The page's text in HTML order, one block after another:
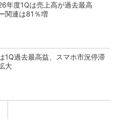
年度1Qは売上高が過去最高
関連は81％増
1Q過去最高益、スマホ市況停滞
大